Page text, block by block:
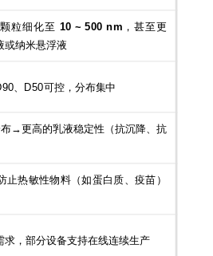
粒细化至10 ~ 500 nm ，甚至更
或纳米悬浮液
、D50可控，分布集中
→更高的乳液稳定性（抗沉降、抗
止热敏性物料（如蛋白质、疫苗）
求，部分设备支持在线连续生产